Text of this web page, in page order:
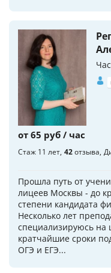
от 65 руб / час
Стаж 11 лет 42отзыва
Прошла путь от
лицеев Москвы - до
степени кандидата
Несколько лет
специализируюсь на
кратчайшие сроки
ОГЭ и ЕГЭ...